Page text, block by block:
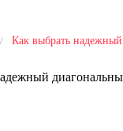
Как выбрать